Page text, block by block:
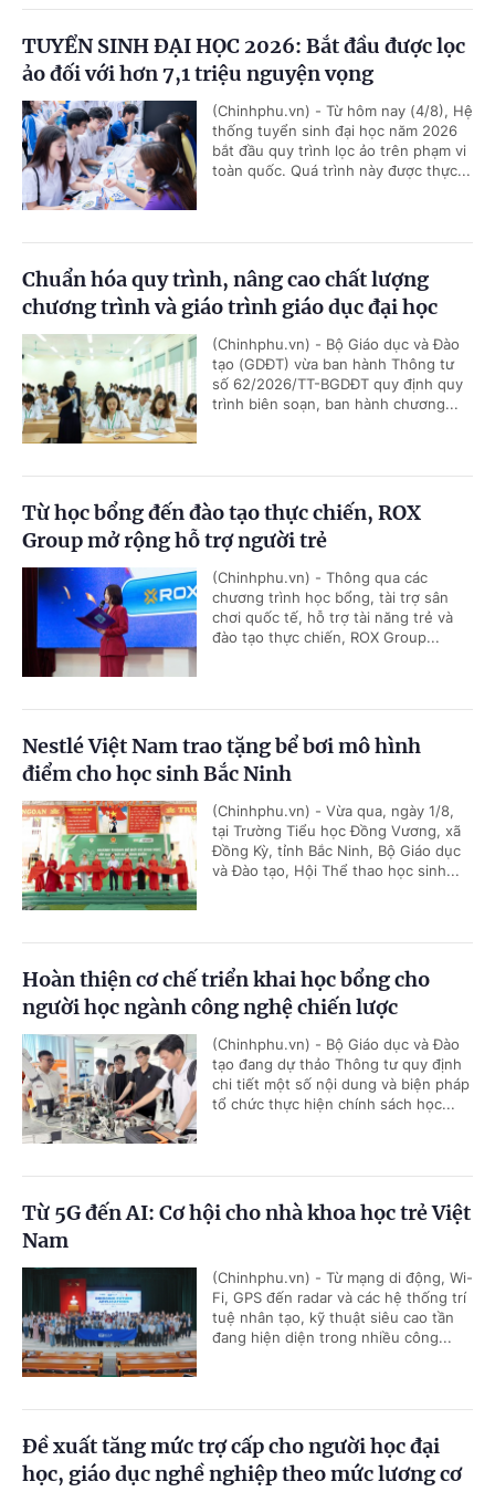
TUYỂN SINH ĐẠI HỌC 2026: Bắt đầu được lọc
ảo đối với hơn 7,1 triệu nguyện vọng
(Chinhphu.vn) - Từ hôm nay (4/8), Hệ
thống tuyển sinh đại học năm 2026
bắt đầu quy trình lọc ảo trên phạm vi
toàn quốc. Quá trình này được thực...
Chuẩn hóa quy trình, nâng cao chất lượng
chương trình và giáo trình giáo dục đại học
(Chinhphu.vn) - Bộ Giáo dục và Đào
tạo (GDĐT) vừa ban hành Thông tư
số 62/2026/TT-BGDĐT quy định quy
trình biên soạn, ban hành chương...
Từ học bổng đến đào tạo thực chiến, ROX
Group mở rộng hỗ trợ người trẻ
(Chinhphu.vn) - Thông qua các
chương trình học bổng, tài trợ sân
chơi quốc tế, hỗ trợ tài năng trẻ và
đào tạo thực chiến, ROX Group...
Nestlé Việt Nam trao tặng bể bơi mô hình
điểm cho học sinh Bắc Ninh
(Chinhphu.vn) - Vừa qua, ngày 1/8,
tại Trường Tiểu học Đồng Vương, xã
Đồng Kỳ, tỉnh Bắc Ninh, Bộ Giáo dục
và Đào tạo, Hội Thể thao học sinh...
Hoàn thiện cơ chế triển khai học bổng cho
người học ngành công nghệ chiến lược
(Chinhphu.vn) - Bộ Giáo dục và Đào
tạo đang dự thảo Thông tư quy định
chi tiết một số nội dung và biện pháp
tổ chức thực hiện chính sách học...
Từ 5G đến AI: Cơ hội cho nhà khoa học trẻ Việt
Nam
(Chinhphu.vn) - Từ mạng di động, Wi-
Fi, GPS đến radar và các hệ thống trí
tuệ nhân tạo, kỹ thuật siêu cao tần
đang hiện diện trong nhiều công...
Đề xuất tăng mức trợ cấp cho người học đại
học, giáo dục nghề nghiệp theo mức lương cơ